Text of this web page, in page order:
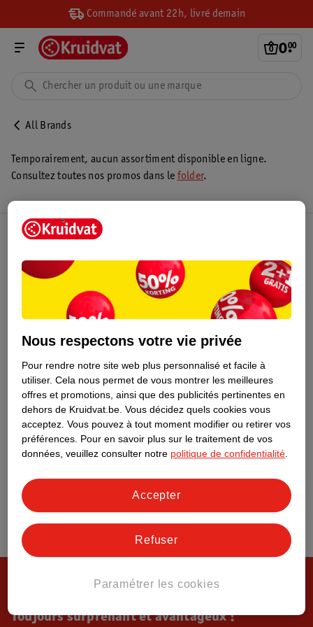
Commandé avant 22h, livré demain
0.
00
All Brands
Temporairement, aucun assortiment disponible en ligne.
Consultez toutes nos promos dans le folder.
Toujours surprenant et avantageux !
Nous respectons votre vie privée
Pour rendre notre site web plus personnalisé et facile à
utiliser. Cela nous permet de vous montrer les meilleures
offres et promotions, ainsi que des publicités pertinentes en
dehors de Kruidvat.be. Vous décidez quels cookies vous
acceptez. Vous pouvez à tout moment modifier ou retirer vos
préférences. Pour en savoir plus sur le traitement de vos
données, veuillez consulter notre politique de confidentialité
Paramétrer les cookies
Refuser
Accepter